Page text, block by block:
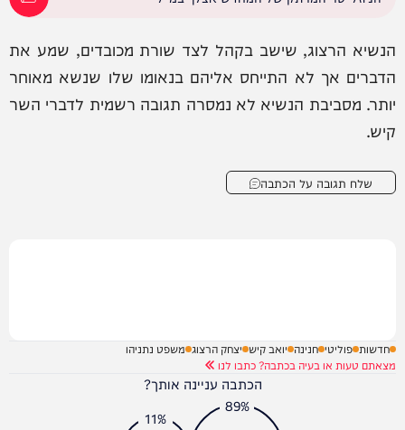
הנשיא הרצוג, שישב בקהל לצד שורת מכובדים, שמע את
הדברים אך לא התייחס אליהם בנאומו שלו שנשא מאוחר
יותר. מסביבת הנשיא לא נמסרה תגובה רשמית לדברי השר
קיש.
שלח תגובה על הכתבה
חדשות פוליטי חנינה יואב קיש יצחק הרצוג משפט נתניהו
מצאתם טעות או בעיה בכתבה? כתבו לנו
הכתבה עניינה אותך?
89%
11%